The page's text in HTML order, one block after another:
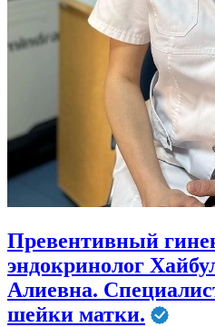
Превентивный
эндокринолог
Алиевна.
шейки матки.